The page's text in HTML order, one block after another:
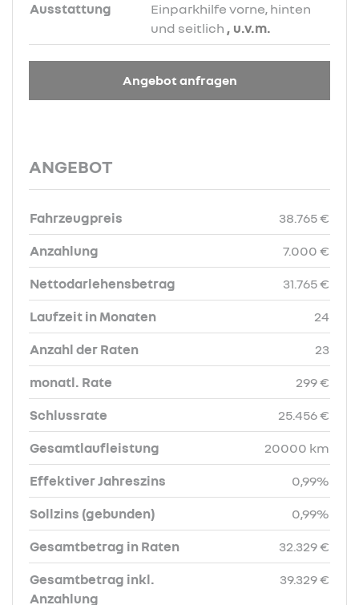
Ausstattung
Einparkhilfe vorne, hinten
und seitlich , u.v.m.
Angebot anfragen
ANGEBOT
Fahrzeugpreis 38.765 €
Anzahlung 7.000 €
Nettodarlehensbetrag 31.765 €
Laufzeit in Monaten 24
Anzahl der Raten 23
monatl. Rate 299 €
Schlussrate 25.456 €
Gesamtlaufleistung 20000 km
Effektiver Jahreszins 0,99%
Sollzins (gebunden) 0,99%
Gesamtbetrag in Raten 32.329 €
Gesamtbetrag inkl.
Anzahlung
39.329 €